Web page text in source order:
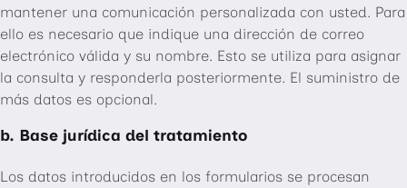
mantener una comunicación personalizada con usted. Para
ello es necesario que indique una dirección de correo
electrónico válida y su nombre. Esto se utiliza para asignar
la consulta y responderla posteriormente. El suministro de
más datos es opcional.
b. Base jurídica del tratamiento
Los datos introducidos en los formularios se procesan